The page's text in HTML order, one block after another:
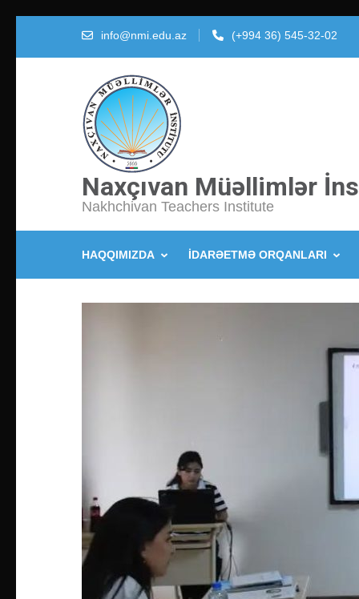
info@nmi.edu.az (+994 36) 545-32-02
Naxçıvan Müəllimlər
Nakhchivan Teachers Institute
HAQQIMIZDA İDARƏETMƏ ORQANLARI